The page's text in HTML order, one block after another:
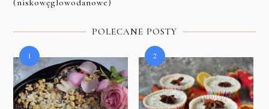
(niskowęglowodanowe)
POLECANE POSTY